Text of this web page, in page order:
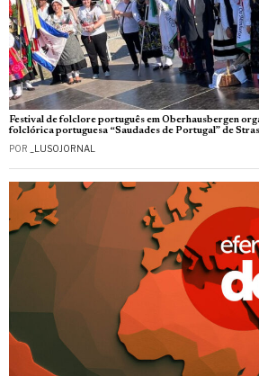
Festival de folclore português em Oberhausbergen
folclórica portuguesa “Saudades de Portugal” de
POR _LUSOJORNAL